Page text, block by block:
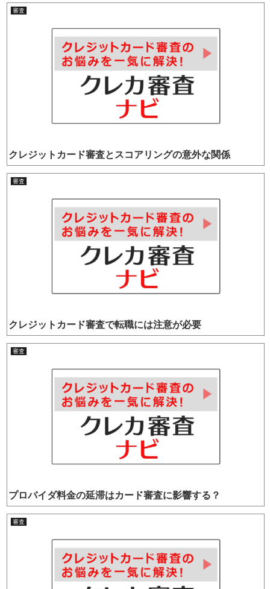
審査
クレジットカード審査とスコアリングの意外な関係
審査
クレジットカード審査で転職には注意が必要
審査
プロバイダ料金の延滞はカード審査に影響する？
審査